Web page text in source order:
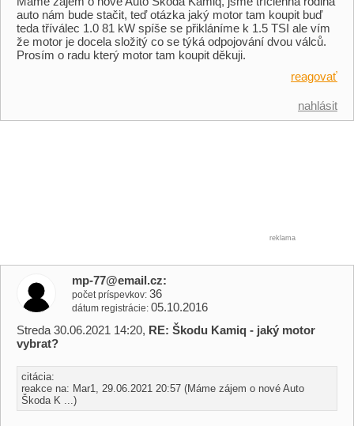
auto nám bude stačit, teď otázka jaký motor tam koupit buď
teda tříválec 1.0 81 kW spíše se přikláníme k 1.5 TSI ale vím
že motor je docela složitý co se týká odpojování dvou válců.
Prosím o radu který motor tam koupit děkuji.
reagovať
nahlásit
reklama
mp-77@email.cz
počet príspevkov 36
dátum registrácie 05.10.2016
Streda 30.06.2021 14:20, RE: Škodu Kamiq - jaký motor
vybrat?
citácia:
reakce na: Mar1, 29.06.2021 20:57 (Máme zájem o nové Auto
Škoda K ...)